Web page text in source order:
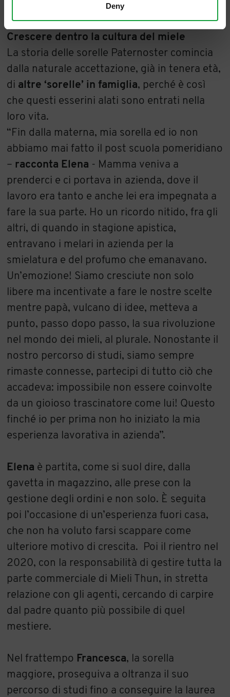
Deny
Crescere dentro la cultura del miele
La storia delle sorelle Paternoster comincia
dalla naturale accettazione, già in tenera età,
di altre ‘sorelle’ in famiglia, perché è così
che questi esserini alati sono entrati nella
loro vita.
“Fin dalla materna, mia sorella ed io non
abbiamo mai fatto il post scuola pomeridiano
– racconta Elena - Mamma veniva a
prenderci e ci portava in azienda, dove il
lavoro era tanto e anche lei era impegnata a
fare la sua parte. Ho un ricordo nitido, fra gli
altri, di quando in stagione apistica,
entravano i melari in azienda per la
smielatura e del profumo che emanavano.
Un’emozione! Siamo cresciute non solo
libere ma incentivate a fare le nostre scelte
mentre papà, vulcano di idee, metteva a
punto, passo dopo passo, la sua rivoluzione
nel mondo dei mieli, al plurale. Nonostante il
nostro percorso di studi, siamo sempre
rimaste connesse, partecipi di tutto ciò che
accadeva: impossibile non essere coinvolte
da un gioioso trascinatore come lui! Questo
finché io per prima non ho iniziato la mia
esperienza lavorativa in azienda”.
Elena è partita, come si suol dire, dalla
gavetta in magazzino, alle prese con la
gestione degli ordini e non solo. È seguita
poi l’occasione di un’esperienza fuori casa,
che non ha voluto farsi scappare come
ulteriore motivo di crescita. Poi il rientro nel
2020, con la responsabilità di gestire tutta la
parte commerciale di Mieli Thun, in stretta
relazione con gli agenti, cercando di carpire
dal padre quanto più possibile di quel
mestiere.
Nel frattempo Francesca, la sorella
maggiore, proseguiva a oltranza il suo
percorso di studi fino a conseguire la laurea